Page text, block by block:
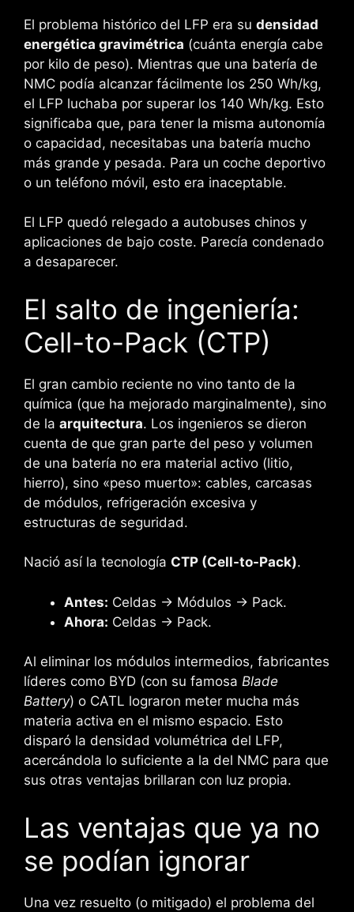
El problema histórico del LFP era su densidad
energética gravimétrica (cuánta energía cabe
por kilo de peso). Mientras que una batería de
NMC podía alcanzar fácilmente los 250 Wh/kg,
el LFP luchaba por superar los 140 Wh/kg. Esto
significaba que, para tener la misma autonomía
o capacidad, necesitabas una batería mucho
más grande y pesada. Para un coche deportivo
o un teléfono móvil, esto era inaceptable.
El LFP quedó relegado a autobuses chinos y
aplicaciones de bajo coste. Parecía condenado
a desaparecer.
El salto de ingeniería:
Cell-to-Pack (CTP)
El gran cambio reciente no vino tanto de la
química (que ha mejorado marginalmente), sino
de la arquitectura. Los ingenieros se dieron
cuenta de que gran parte del peso y volumen
de una batería no era material activo (litio,
hierro), sino «peso muerto»: cables, carcasas
de módulos, refrigeración excesiva y
estructuras de seguridad.
Nació así la tecnología CTP (Cell-to-Pack).
Antes: Celdas -> Módulos -> Pack.
Ahora: Celdas -> Pack.
Al eliminar los módulos intermedios, fabricantes
líderes como BYD (con su famosa Blade
Battery) o CATL lograron meter mucha más
materia activa en el mismo espacio. Esto
disparó la densidad volumétrica del LFP,
acercándola lo suficiente a la del NMC para que
sus otras ventajas brillaran con luz propia.
Las ventajas que ya no
se podían ignorar
Una vez resuelto (o mitigado) el problema del